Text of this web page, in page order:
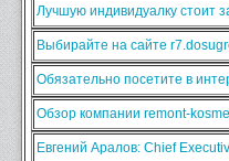
Лучшую индивидуалку стоит
Выбирайте на сайте
Обязательно посетите в
Обзор компании remont-
Евгений Аралов: Chief